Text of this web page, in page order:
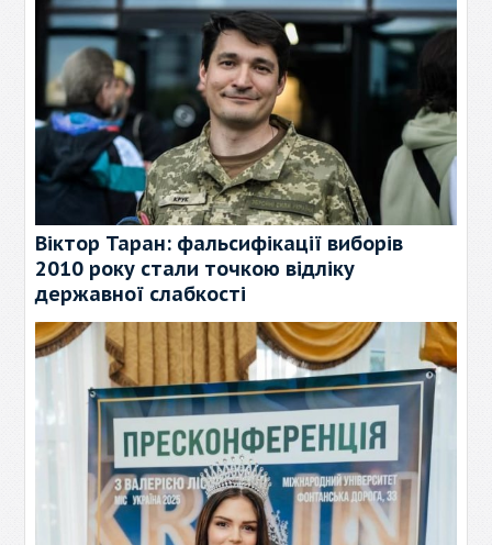
Віктор Таран: фальсифікації виборів
2010 року стали точкою відліку
державної слабкості